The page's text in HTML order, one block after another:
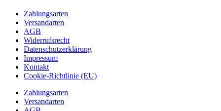
Zahlungsarten
Versandarten
AGB
Widerrufsrecht
Datenschutzerklärung
Impressum
Kontakt
Cookie-Richtlinie (EU)
Zahlungsarten
Versandarten